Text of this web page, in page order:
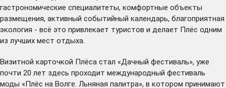
гастрономические специалитеты, комфортные объекты
размещения, активный событийный календарь, благоприятная
экология - всё это привлекает туристов и делает Плёс одним
из лучших мест отдыха.
Визитной карточкой Плёса стал «Дачный фестиваль», уже
почти 20 лет здесь проходит международный фестиваль
моды «Плёс на Волге. Льняная палитра», в котором принимают